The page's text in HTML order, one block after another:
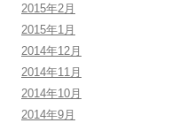
2015年2月
2015年1月
2014年12月
2014年11月
2014年10月
2014年9月